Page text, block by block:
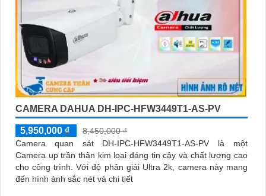
CAMERA DAHUA DH-IPC-HFW3449T1-AS-PV
5,950,000 ₫
8,450,000 ₫
Camera quan sát DH-IPC-HFW3449T1-AS-PV là một
Camera up trần thân kim loại đáng tin cậy và chất lượng cao
cho công trình. Với độ phân giải Ultra 2k, camera này mang
đến hình ảnh sắc nét và chi tiết